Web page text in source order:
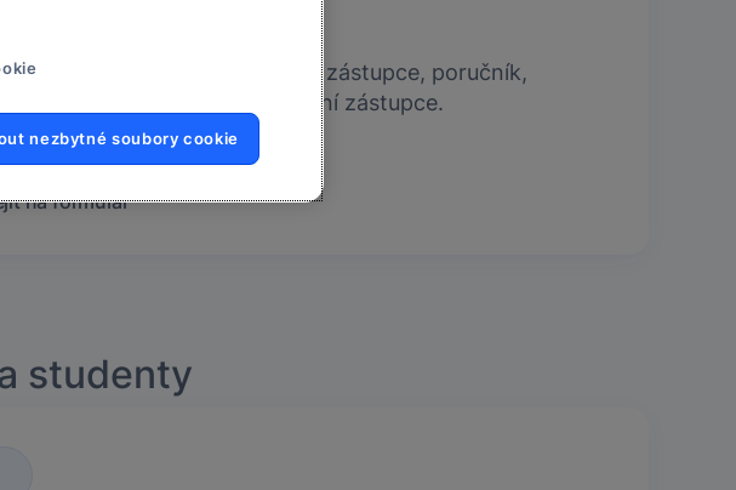
za klienta může zákonný zástupce, poručník,
klienta nebo jeho právní zástupce.
na formulář
studenty
nezbytné soubory cookie